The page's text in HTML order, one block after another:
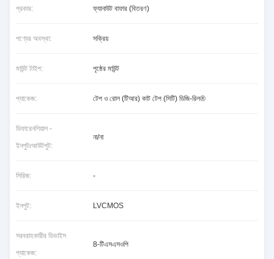
প্রকার: ফ্যানাউট বাফার (বিতরণ)
পণ্যের অবস্থা: সক্রিয়
মাউন্ট টাইপ: পৃষ্ঠের মাউন্ট
প্যাকেজ: টেপ ও রোল (টিআর) কাট টেপ (সিটি) ডিজি-রিল®
ডিফারেনশিয়াল -
ইনপুটঃআউটপুট:
না/না
সিরিজ: -
ইনপুট: LVCMOS
সরবরাহকারীর ডিভাইস
প্যাকেজ:
8-টিএসএসওপি